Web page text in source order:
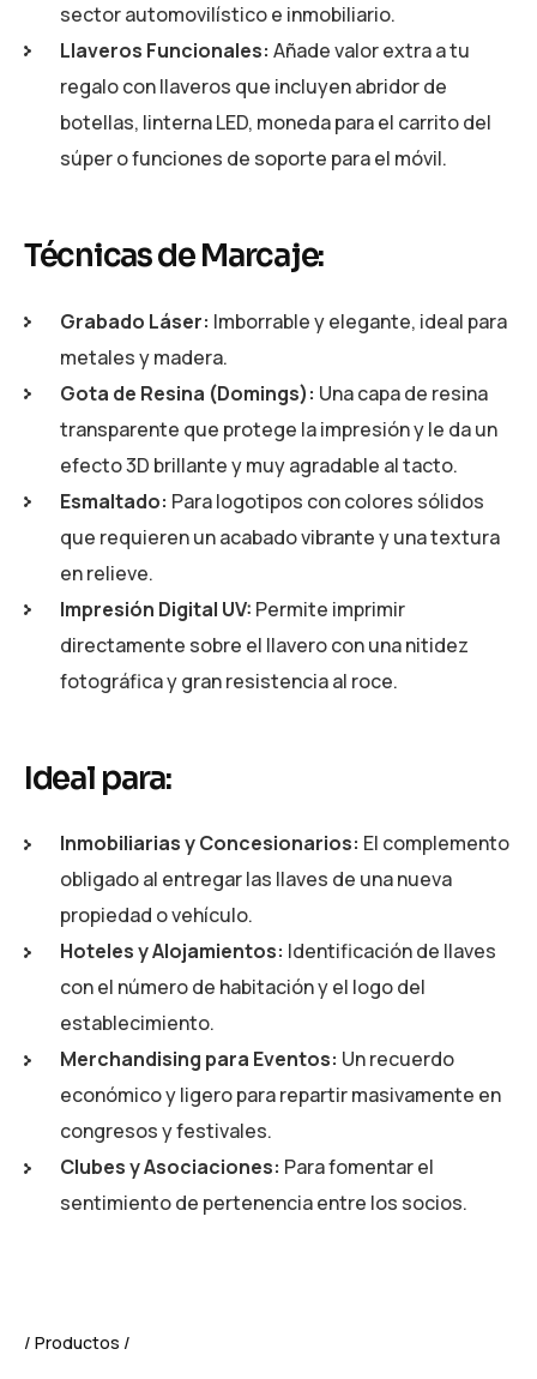
sector automovilístico e inmobiliario.
Llaveros Funcionales: Añade valor extra a tu
regalo con llaveros que incluyen abridor de
botellas, linterna LED, moneda para el carrito del
súper o funciones de soporte para el móvil.
Técnicas de Marcaje:
Grabado Láser: Imborrable y elegante, ideal para
metales y madera.
Gota de Resina (Domings): Una capa de resina
transparente que protege la impresión y le da un
efecto 3D brillante y muy agradable al tacto.
Esmaltado: Para logotipos con colores sólidos
que requieren un acabado vibrante y una textura
en relieve.
Impresión Digital UV: Permite imprimir
directamente sobre el llavero con una nitidez
fotográfica y gran resistencia al roce.
Ideal para:
Inmobiliarias y Concesionarios: El complemento
obligado al entregar las llaves de una nueva
propiedad o vehículo.
Hoteles y Alojamientos: Identificación de llaves
con el número de habitación y el logo del
establecimiento.
Merchandising para Eventos: Un recuerdo
económico y ligero para repartir masivamente en
congresos y festivales.
Clubes y Asociaciones: Para fomentar el
sentimiento de pertenencia entre los socios.
Productos